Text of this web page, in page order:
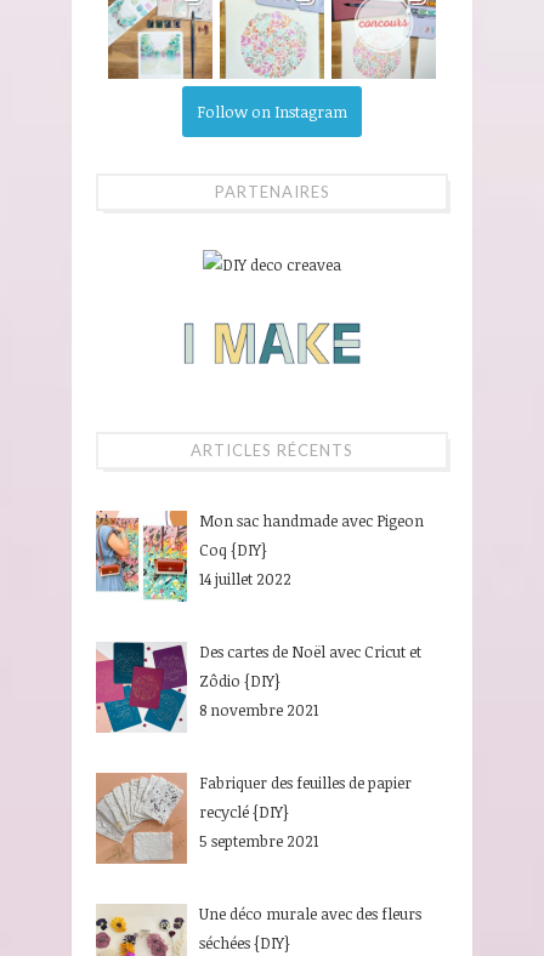
Follow on Instagram
PARTENAIRES
ARTICLES RÉCENTS
Mon sac handmade avec Pigeon
Coq {DIY}
14 juillet 2022
Des cartes de Noël avec Cricut et
Zôdio {DIY}
8 novembre 2021
Fabriquer des feuilles de papier
recyclé {DIY}
5 septembre 2021
Une déco murale avec des fleurs
séchées {DIY}